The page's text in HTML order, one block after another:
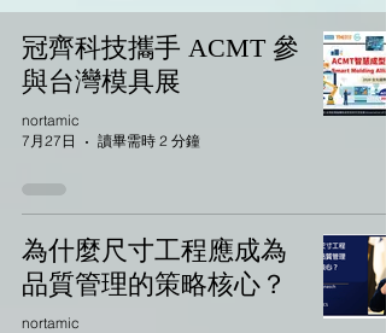
冠齊科技攜手 ACMT 參
與台灣模具展
nortamic
7月27日
讀畢需時 2 分鐘
為什麼尺寸工程應成為
品質管理的策略核心？
nortamic